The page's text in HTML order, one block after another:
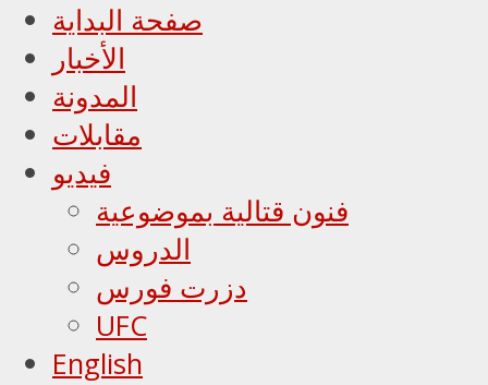
صفحة البداية
الأخبار
المدونة
مقابلات
فيديو
فنون قتالية بموضوعية
الدروس
دزرت فورس
UFC
English